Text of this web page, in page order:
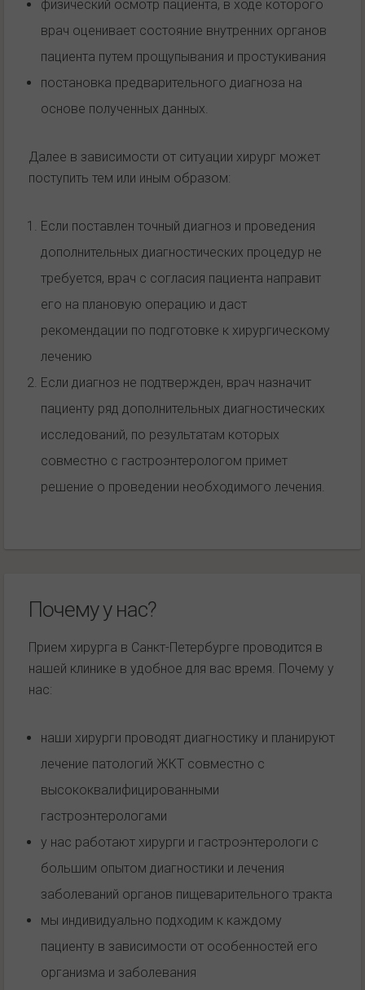
физический осмотр пациента, в ходе которого
врач оценивает состояние внутренних органов
пациента путем прощупывания и простукивания
постановка предварительного диагноза на
основе полученных данных.
Далее в зависимости от ситуации хирург может
поступить тем или иным образом:
Если поставлен точный диагноз и проведения
дополнительных диагностических процедур не
требуется, врач с согласия пациента направит
его на плановую операцию и даст
рекомендации по подготовке к хирургическому
лечению
Если диагноз не подтвержден, врач назначит
пациенту ряд дополнительных диагностических
исследований, по результатам которых
совместно с гастроэнтерологом примет
решение о проведении необходимого лечения.
Почему у нас?
Прием хирурга в Санкт-Петербурге проводится в
нашей клинике в удобное для вас время. Почему у
нас:
наши хирурги проводят диагностику и планируют
лечение патологий ЖКТ совместно с
высококвалифицированными
гастроэнтерологами
у нас работают хирурги и гастроэнтерологи с
большим опытом диагностики и лечения
заболеваний органов пищеварительного тракта
мы индивидуально подходим к каждому
пациенту в зависимости от особенностей его
организма и заболевания